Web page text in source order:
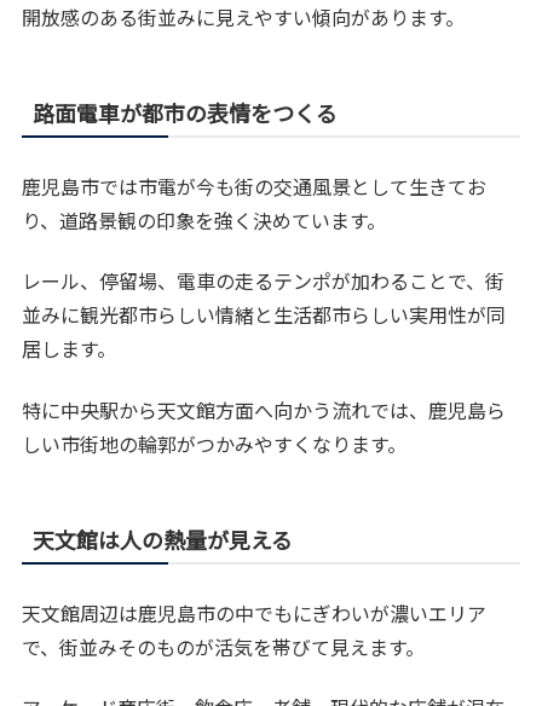
開放感のある街並みに見えやすい傾向があります。
路面電車が都市の表情をつくる
鹿児島市では市電が今も街の交通風景として生きてお
り、道路景観の印象を強く決めています。
レール、停留場、電車の走るテンポが加わることで、街
並みに観光都市らしい情緒と生活都市らしい実用性が同
居します。
特に中央駅から天文館方面へ向かう流れでは、鹿児島ら
しい市街地の輪郭がつかみやすくなります。
天文館は人の熱量が見える
天文館周辺は鹿児島市の中でもにぎわいが濃いエリア
で、街並みそのものが活気を帯びて見えます。